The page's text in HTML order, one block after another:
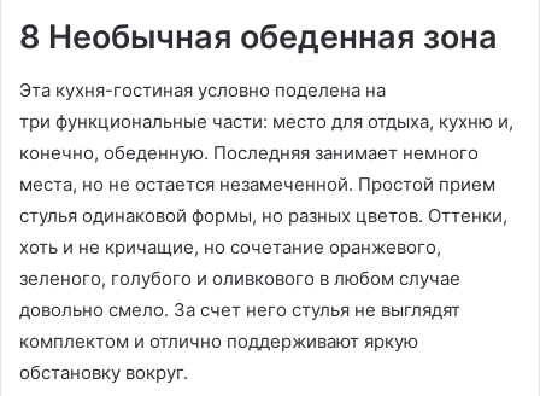
8 Необычная обеденная зона
Эта кухня-гостиная условно поделена на
три функциональные части: место для отдыха, кухню и,
конечно, обеденную. Последняя занимает немного
места, но не остается незамеченной. Простой прием
стулья одинаковой формы, но разных цветов. Оттенки,
хоть и не кричащие, но сочетание оранжевого,
зеленого, голубого и оливкового в любом случае
довольно смело. За счет него стулья не выглядят
комплектом и отлично поддерживают яркую
обстановку вокруг.